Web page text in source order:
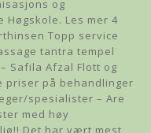
og
Les mer 4
Topp service
tantra tempel
Safila Afzal Flott og
priser på behandlinger
spesialister – Are
med høy